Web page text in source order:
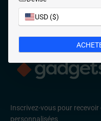
SOUTIEN
Inscrivez-vous pour
personnalisées
USD ($)